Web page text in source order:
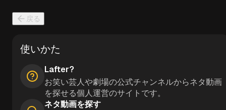
戻る
使いかた
Lafter?
お笑い芸人や劇場の公式チャンネルからネタ動画
を探せる個人運営のサイトです。
ネタ動画を探す